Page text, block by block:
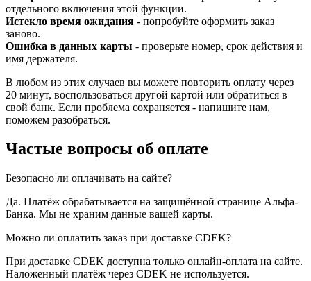
отдельного включения этой функции.
Истекло время ожидания - попробуйте оформить заказ
заново.
Ошибка в данных карты - проверьте номер, срок действия и
имя держателя.
В любом из этих случаев вы можете повторить оплату через
20 минут, воспользоваться другой картой или обратиться в
свой банк. Если проблема сохраняется - напишите нам,
поможем разобраться.
Частые вопросы об оплате
Безопасно ли оплачивать на сайте?
Да. Платёж обрабатывается на защищённой странице Альфа-
Банка. Мы не храним данные вашей карты.
Можно ли оплатить заказ при доставке CDEK?
При доставке CDEK доступна только онлайн-оплата на сайте.
Наложенный платёж через CDEK не используется.